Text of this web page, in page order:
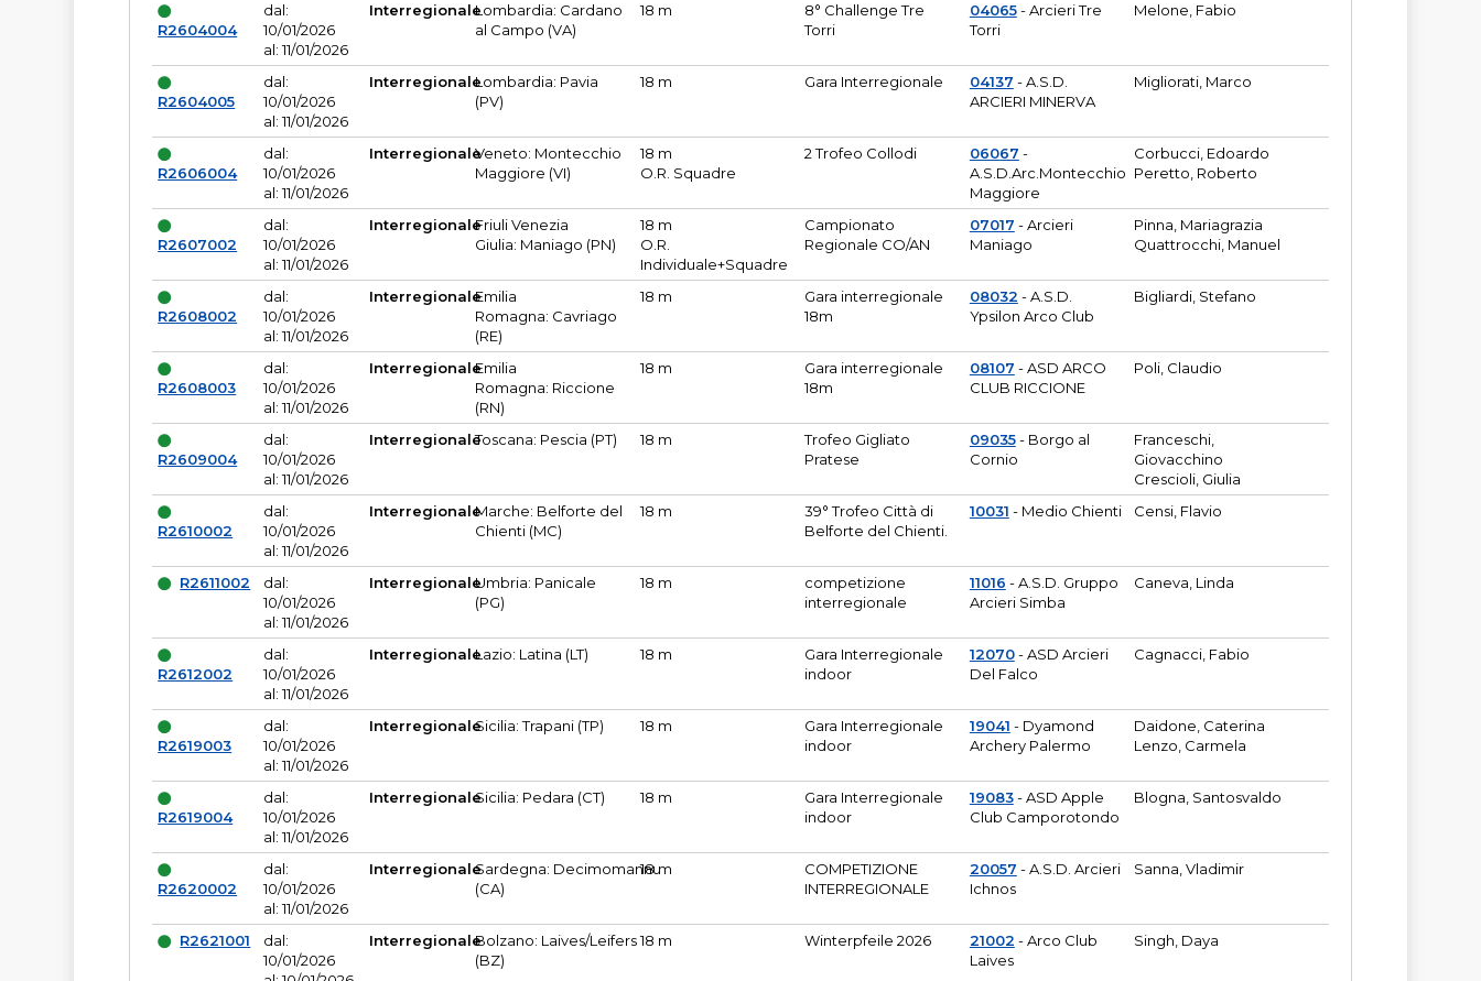
R2604004
dal:
10/01/2026
al: 11/01/2026
InterregionaleLombardia: Cardano
al Campo (VA)
18 m
8° Challenge Tre
Torri
04065- Arcieri Tre
Torri
Melone, Fabio
R2604005
dal:
10/01/2026
al: 11/01/2026
InterregionaleLombardia: Pavia
(PV)
18 m Gara Interregionale 04137 - A.S.D.
ARCIERI MINERVA
Migliorati, Marco
R2606004
dal:
10/01/2026
al: 11/01/2026
InterregionaleVeneto: Montecchio
Maggiore (VI)
18 m
O.R. Squadre
2 Trofeo Collodi 06067 -
A.S.D.Arc.Montecchio
Maggiore
Corbucci, Edoardo
Peretto, Roberto
R2607002
dal:
10/01/2026
al: 11/01/2026
InterregionaleFriuli Venezia
Giulia: Maniago (PN)
18 m
O.R.
Individuale+Squadre
Campionato
Regionale CO/AN
07017 - Arcieri
Maniago
Pinna, Mariagrazia
Quattrocchi, Manuel
R2608002
dal:
10/01/2026
al: 11/01/2026
InterregionaleEmilia
Romagna: Cavriago
(RE)
18 m
Gara interregionale
18m
08032 - A.S.D.
Ypsilon Arco Club
Bigliardi, Stefano
R2608003
dal:
10/01/2026
al: 11/01/2026
InterregionaleEmilia
Romagna: Riccione
(RN)
18 m
Gara interregionale
18m
08107 - ASD ARCO
CLUB RICCIONE
Poli, Claudio
R2609004
dal:
10/01/2026
al: 11/01/2026
InterregionaleToscana: Pescia (PT) 18 m
Trofeo Gigliato
Pratese
09035- Borgo al
Cornio
Franceschi,
Giovacchino
Crescioli, Giulia
R2610002
dal:
10/01/2026
al: 11/01/2026
InterregionaleMarche: Belforte del
Chienti (MC)
18 m
39° Trofeo Città di
Belforte del Chienti.
10031 - Medio Chienti Censi, Flavio
R2611002
dal:
10/01/2026
al: 11/01/2026
InterregionaleUmbria: Panicale
(PG)
18 m
competizione
interregionale
11016 - A.S.D. Gruppo
Arcieri Simba
Caneva, Linda
R2612002
dal:
10/01/2026
al: 11/01/2026
InterregionaleLazio: Latina (LT) 18 m
Gara Interregionale
indoor
12070- ASD Arcieri
Del Falco
Cagnacci, Fabio
R2619003
dal:
10/01/2026
al: 11/01/2026
InterregionaleSicilia: Trapani (TP) 18 m
Gara Interregionale
indoor
19041 - Dyamond
Archery Palermo
Daidone, Caterina
Lenzo, Carmela
R2619004
dal:
10/01/2026
al: 11/01/2026
InterregionaleSicilia: Pedara (CT) 18 m
Gara Interregionale
indoor
19083- ASD Apple
Club Camporotondo
Blogna, Santosvaldo
R2620002
dal:
10/01/2026
al: 11/01/2026
InterregionaleSardegna: Decimomannu
(CA)
18 m
COMPETIZIONE
INTERREGIONALE
20057 - A.S.D. Arcieri
Ichnos
Sanna, Vladimir
R2621001
dal:
10/01/2026
InterregionaleBolzano: Laives/Leifers
(BZ)
18 m Winterpfeile 2026 21002 - Arco Club
Laives
Singh, Daya